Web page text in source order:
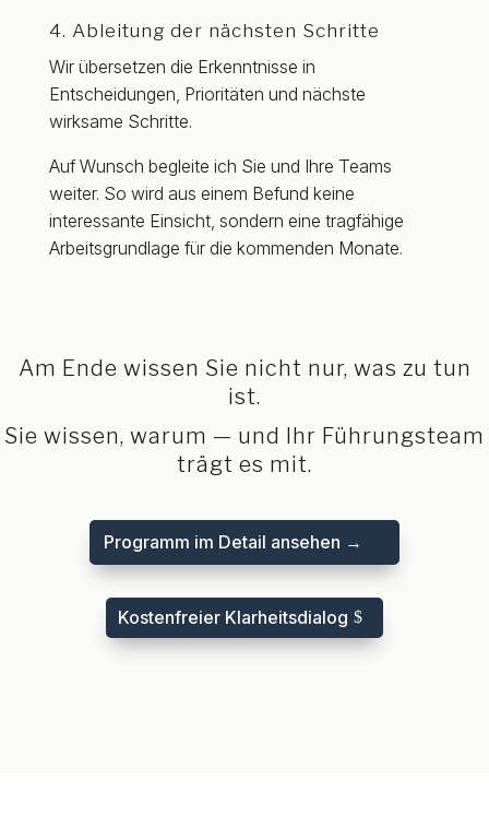
4. Ableitung der nächsten Schritte
Wir übersetzen die Erkenntnisse in
Entscheidungen, Prioritäten und nächste
wirksame Schritte.
Auf Wunsch begleite ich Sie und Ihre Teams
weiter. So wird aus einem Befund keine
interessante Einsicht, sondern eine tragfähige
Arbeitsgrundlage für die kommenden Monate.
Am Ende wissen Sie nicht nur, was zu tun
ist.
Sie wissen, warum — und Ihr Führungsteam
trägt es mit.
Programm im Detail ansehen →
Kostenfreier Klarheitsdialog